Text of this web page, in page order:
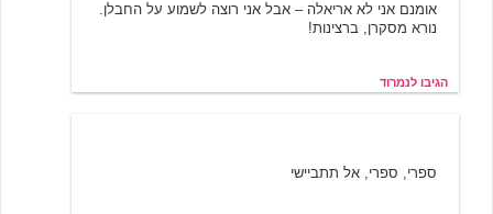
אומנם אני לא אריאלה – אבל אני רוצה לשמוע על החבלן.
נורא מסקרן, ברצינות!
הגיבו לנמרוד
ספרי, ספרי, אל תתביישי